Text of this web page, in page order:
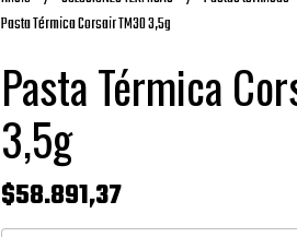
Pasta Térmica Corsair TM30 3,5g
Pasta Térmica
3,5g
$58.891,37